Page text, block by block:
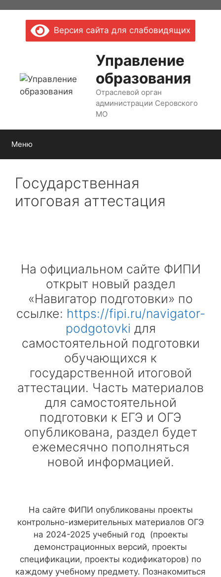
содержимомуВерсия сайта для слабовидящих
Управление
образования
Отраслевой орган
администрации Серовского
МО
Меню
Государственная
итоговая аттестация
На официальном сайте ФИПИ
открыт новый раздел
«Навигатор подготовки» по
ссылке: https://fipi.ru/navigator-
podgotovki для
самостоятельной подготовки
обучающихся к
государственной итоговой
аттестации. Часть материалов
для самостоятельной
подготовки к ЕГЭ и ОГЭ
опубликована, раздел будет
ежемесячно пополняться
новой информацией.
На сайте ФИПИ опубликованы проекты
контрольно-измерительных материалов ОГЭ
на 2024-2025 учебный год (проекты
демонстрационных версий, проекты
спецификации, проекты кодификаторов) по
каждому учебному предмету. Познакомиться